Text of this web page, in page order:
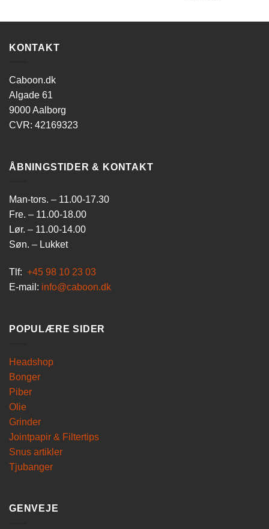
KONTAKT
Caboon.dk
Algade 61
9000 Aalborg
CVR: 42169323
ÅBNINGSTIDER & KONTAKT
Man-tors. – 11.00-17.30
Fre. – 11.00-18.00
Lør. – 11.00-14.00
Søn. – Lukket
Tlf: +45 98 10 23 03
E-mail: info@caboon.dk
POPULÆRE SIDER
Headshop
Bonger
Piber
Olie
Grinder
Jointpapir & Filtertips
Snus artikler
Tjubanger
GENVEJE